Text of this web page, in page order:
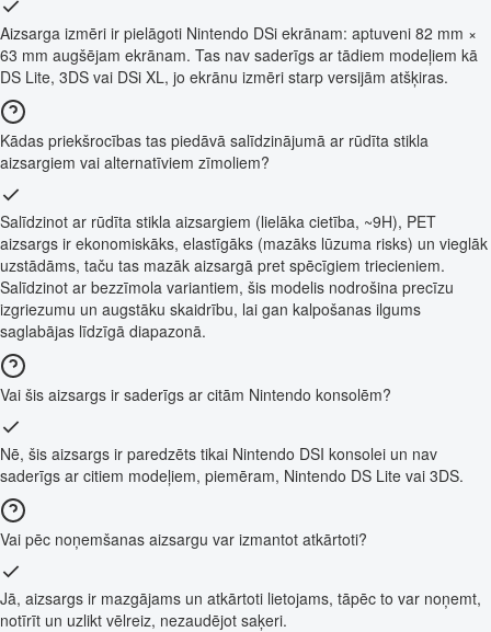
Aizsarga izmēri ir pielāgoti Nintendo DSi ekrānam: aptuveni 82 mm ×
63 mm augšējam ekrānam. Tas nav saderīgs ar tādiem modeļiem kā
DS Lite, 3DS vai DSi XL, jo ekrānu izmēri starp versijām atšķiras.
Kādas priekšrocības tas piedāvā salīdzinājumā ar rūdīta stikla
aizsargiem vai alternatīviem zīmoliem?
Salīdzinot ar rūdīta stikla aizsargiem (lielāka cietība, ~9H), PET
aizsargs ir ekonomiskāks, elastīgāks (mazāks lūzuma risks) un vieglāk
uzstādāms, taču tas mazāk aizsargā pret spēcīgiem triecieniem.
Salīdzinot ar bezzīmola variantiem, šis modelis nodrošina precīzu
izgriezumu un augstāku skaidrību, lai gan kalpošanas ilgums
saglabājas līdzīgā diapazonā.
Vai šis aizsargs ir saderīgs ar citām Nintendo konsolēm?
Nē, šis aizsargs ir paredzēts tikai Nintendo DSI konsolei un nav
saderīgs ar citiem modeļiem, piemēram, Nintendo DS Lite vai 3DS.
Vai pēc noņemšanas aizsargu var izmantot atkārtoti?
Jā, aizsargs ir mazgājams un atkārtoti lietojams, tāpēc to var noņemt,
notīrīt un uzlikt vēlreiz, nezaudējot saķeri.